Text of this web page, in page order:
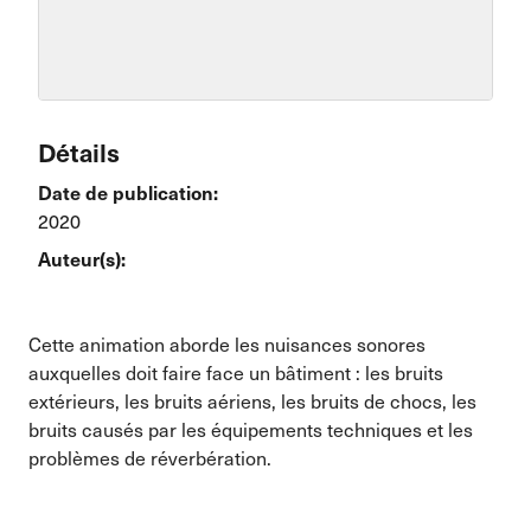
Détails
Date de publication:
2020
Auteur(s):
Cette animation aborde les nuisances sonores
auxquelles doit faire face un bâtiment : les bruits
extérieurs, les bruits aériens, les bruits de chocs, les
bruits causés par les équipements techniques et les
problèmes de réverbération.